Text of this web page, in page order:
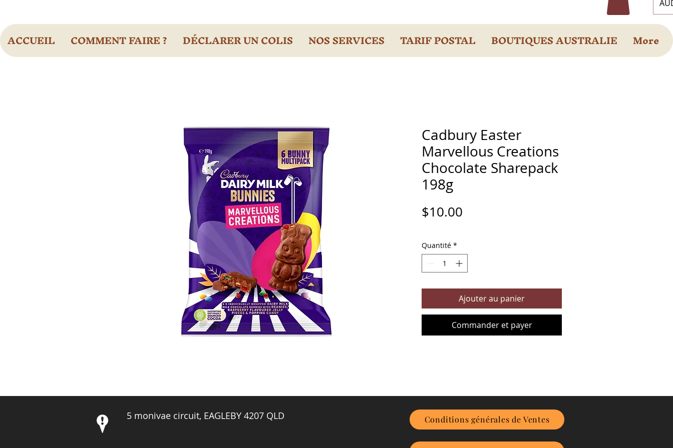
ACCUEIL COMMENT FAIRE ? DÉCLARER UN COLIS NOS SERVICES TARIF POSTAL BOUTIQUES AUSTRALIE More
Cadbury Easter
Marvellous Creations
Chocolate Sharepack
198g
$10.00
Quantité *
Ajouter au panier
Commander et payer
5 monivae circuit, EAGLEBY 4207 QLD Conditions générales de Ventes